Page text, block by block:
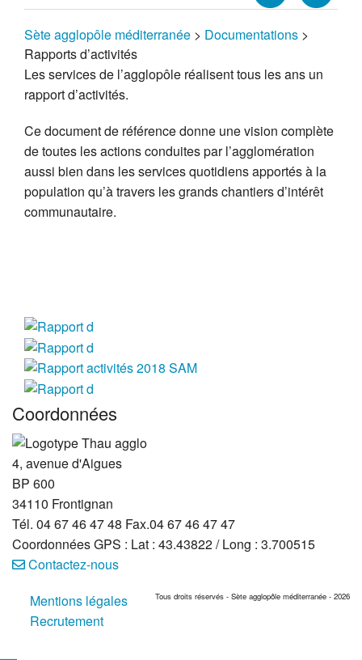
Sète agglopôle méditerranée > Documentations >
Rapports d’activités
Les services de l’agglopôle réalisent tous les ans un
rapport d’activités.
Ce document de référence donne une vision complète
de toutes les actions conduites par l’agglomération
aussi bien dans les services quotidiens apportés à la
population qu’à travers les grands chantiers d’intérêt
communautaire.
Coordonnées
4, avenue d'Aigues
BP 600
34110 Frontignan
Tél. 04 67 46 47 48 Fax.04 67 46 47 47
Coordonnées GPS : Lat : 43.43822 / Long : 3.700515
Contactez-nous
Tous droits réservés - Sète agglopôle méditerranée - 2026
Mentions légales
Recrutement